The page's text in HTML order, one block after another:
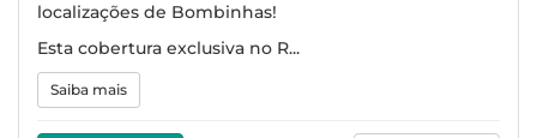
localizações de Bombinhas!
Esta cobertura exclusiva no R...
Saiba mais